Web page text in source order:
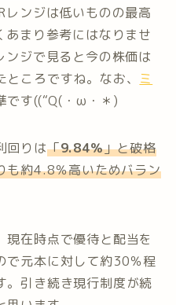
レンジは低いものの最高
まり参考にはなりませ
ンジで見ると今の株価は
ころですね。なお、 ミ
です((“Q(・ω・＊)
回りは「9.84％」と破格
も約4.8％高いためバラン
在時点で優待と配当を
で元本に対して約30％程
。引き続き現行制度が続